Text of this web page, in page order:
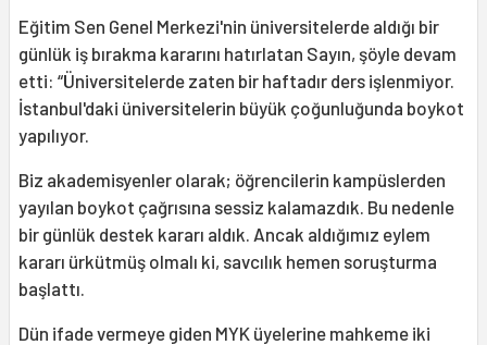
Eğitim Sen Genel Merkezi'nin üniversitelerde aldığı bir
günlük iş bırakma kararını hatırlatan Sayın, şöyle devam
etti: “Üniversitelerde zaten bir haftadır ders işlenmiyor.
İstanbul'daki üniversitelerin büyük çoğunluğunda boykot
yapılıyor.
Biz akademisyenler olarak; öğrencilerin kampüslerden
yayılan boykot çağrısına sessiz kalamazdık. Bu nedenle
bir günlük destek kararı aldık. Ancak aldığımız eylem
kararı ürkütmüş olmalı ki, savcılık hemen soruşturma
başlattı.
Dün ifade vermeye giden MYK üyelerine mahkeme iki